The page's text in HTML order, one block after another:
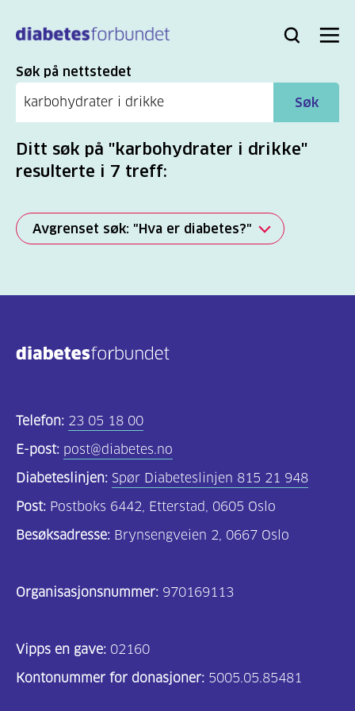
hovedinnhold
Bli
Logg
Søk Meny
Søk
Søk på nettstedet
Søk
Ditt søk på "karbohydrater i drikke"
resulterte i 7 treff:
Avgrenset søk: "Hva er diabetes?"
(2277)
(806)
oppskrifter
(690)
oss
(302)
til
(195)
For
Telefon: 23 05 18 00
E-post: post@diabetes.no
Diabeteslinjen: Spør Diabeteslinjen 815 21 948
Post: Postboks 6442, Etterstad, 0605 Oslo
Besøksadresse: Brynsengveien 2, 0667 Oslo
Organisasjonsnummer: 970169113
Vipps en gave: 02160
Kontonummer for donasjoner: 5005.05.85481